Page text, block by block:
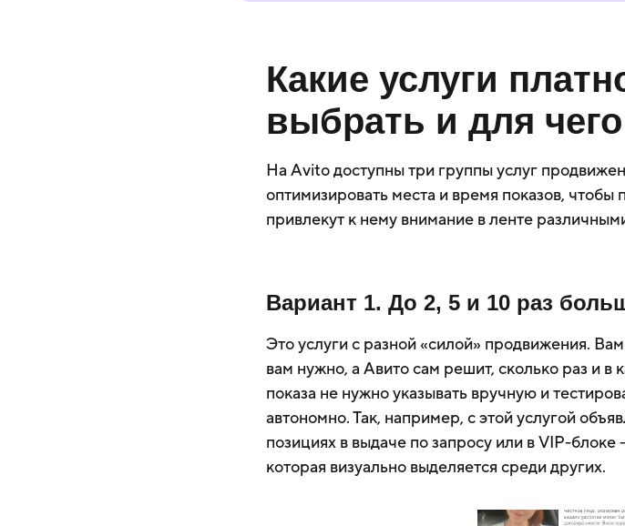
Какие услуги
выбрать и для чего
На Avito доступны три группы услуг
оптимизировать места и время показов,
привлекут к нему внимание в ленте
Вариант 1. До 2, 5 и 10 раз
Это услуги с разной «силой» продвижения.
вам нужно, а Авито сам решит, сколько раз и в
показа не нужно указывать вручную и
автономно. Так, например, с этой услугой
позициях в выдаче по запросу или в VIP-
которая визуально выделяется среди других.